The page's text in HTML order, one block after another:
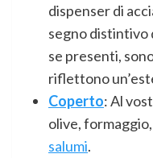
dispenser di
segno distintivo
se presenti,
riflettono
Coperto: Al
olive,
salumi.